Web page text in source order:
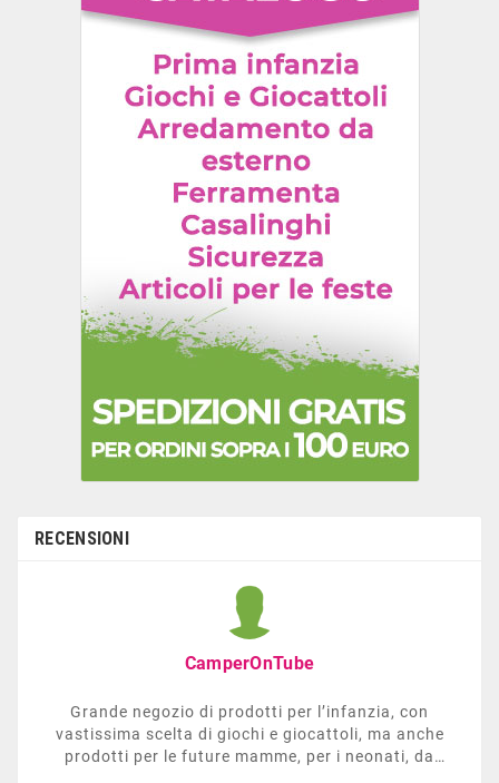
RECENSIONI
CamperOnTube
Grande negozio di prodotti per l’infanzia, con
vastissima scelta di giochi e giocattoli, ma anche
prodotti per le future mamme, per i neonati, da